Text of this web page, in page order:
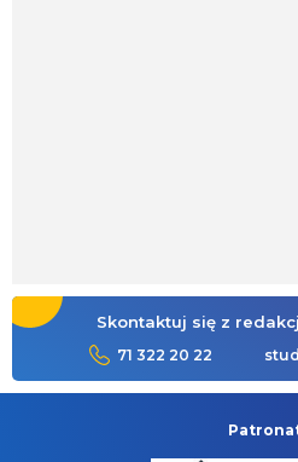
Skontaktuj się z
71 322 20 22